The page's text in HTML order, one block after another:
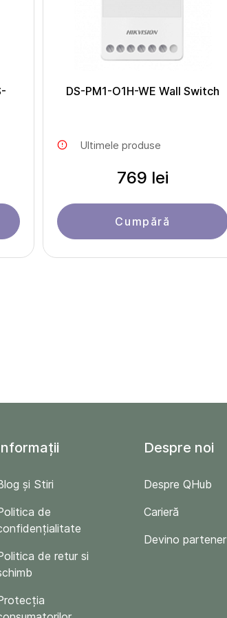
DS-PM1-O1H-WE Wall Switch
Ultimele produse
769 lei
Cumpără
și Stiri
de
de retur si
Despre noi
Despre QHub
Carieră
Devino partener